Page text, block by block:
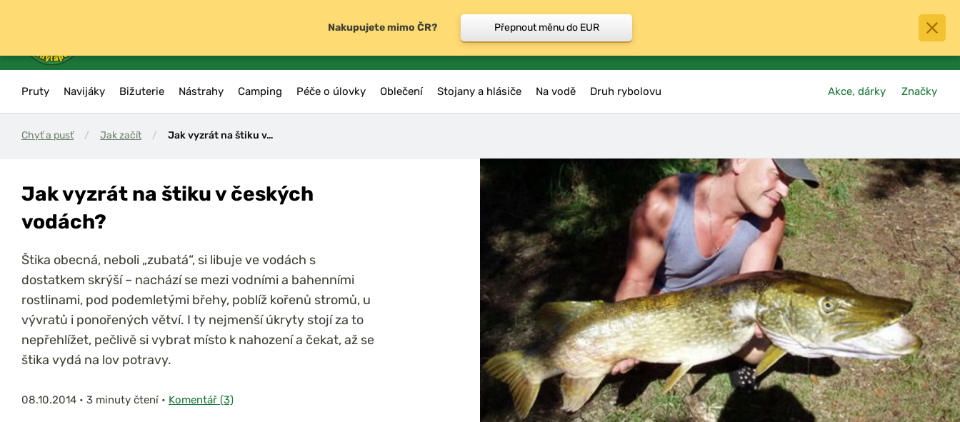
0
košík
Pruty Navijáky Bižuterie Nástrahy Camping Péče o úlovky Oblečení Stojany a hlásiče Na vodě Druh rybolovu Akce, dárky Značky
Chyť a pusť / Jak začít / Jak vyzrát na štiku v…
Jak vyzrát na štiku v českých
vodách?
Štika obecná, neboli „zubatá“, si libuje ve vodách s
dostatkem skrýší – nachází se mezi vodními a bahenními
rostlinami, pod podemletými břehy, poblíž kořenů stromů, u
vývratů i ponořených větví. I ty nejmenší úkryty stojí za to
nepřehlížet, pečlivě si vybrat místo k nahození a čekat, až se
štika vydá na lov potravy.
08.10.2014 • 3 minuty čtení • Komentář (3)
Nakupujete mimo ČR? Přepnout měnu do EUR